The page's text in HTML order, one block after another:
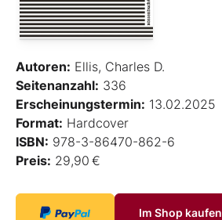
Autoren: Ellis, Charles D.
Seitenanzahl: 336
Erscheinungstermin: 13.02.2025
Format: Hardcover
ISBN: 978-3-86470-862-6
Preis: 29,90 €
Im Shop kaufen